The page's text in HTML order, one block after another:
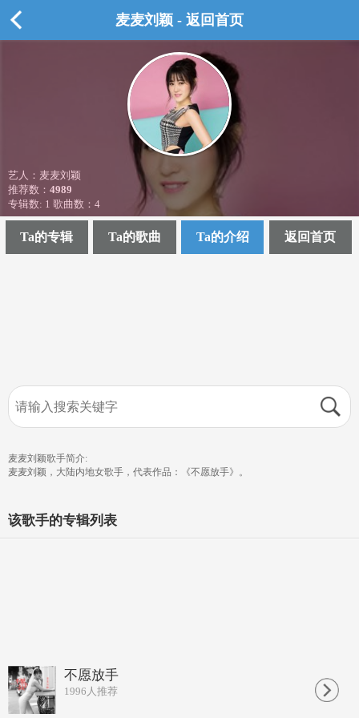
麦麦刘颖 - 返回首页
艺人：麦麦刘颖
推荐数： 4989
专辑数: 1 歌曲数：4
Ta的专辑 Ta的歌曲 Ta的介绍 返回首页
麦麦刘颖歌手简介:
麦麦刘颖，大陆内地女歌手，代表作品：《不愿放手》。
该歌手的专辑列表
不愿放手
1996 人推荐